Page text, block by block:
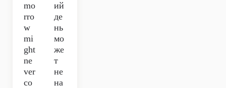
mo
rro
w
mi
ght
ne
ver
co
ий
де
нь
мо
же
т
не
на